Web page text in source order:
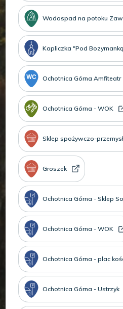
Wodospad na potoku
Kapliczka "Pod
Ochotnica Górna Amfiteatr
Ochotnica Górna - WOK
Sklep spożywczo-
Groszek
Ochotnica Górna - Sklep
Ochotnica Górna - WOK
Ochotnica Górna - plac
Ochotnica Górna - Ustrzyk